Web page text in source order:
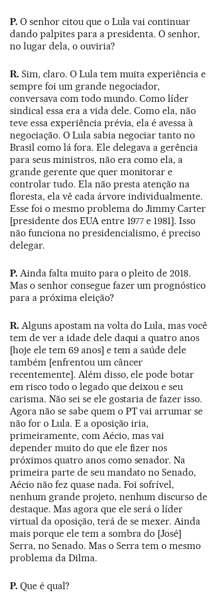
P.O senhor citou que o Lula vai continuar
dando palpites para a presidenta. O senhor,
no lugar dela, o ouviria?
R. Sim, claro. O Lula tem muita experiência e
sempre foi um grande negociador,
conversava com todo mundo. Como líder
sindical essa era a vida dele. Como ela, não
teve essa experiência prévia, ela é avessa à
negociação. O Lula sabia negociar tanto no
Brasil como lá fora. Ele delegava a gerência
para seus ministros, não era como ela, a
grande gerente que quer monitorar e
controlar tudo. Ela não presta atenção na
floresta, ela vê cada árvore individualmente.
Esse foi o mesmo problema do Jimmy Carter
[presidente dos EUA entre 1977 e 1981]. Isso
não funciona no presidencialismo, é preciso
delegar.
P. Ainda falta muito para o pleito de 2018.
Mas o senhor consegue fazer um prognóstico
para a próxima eleição?
R. Alguns apostam na volta do Lula, mas você
tem de ver a idade dele daqui a quatro anos
[hoje ele tem 69 anos] e tem a saúde dele
também [enfrentou um câncer
recentemente]. Além disso, ele pode botar
em risco todo o legado que deixou e seu
carisma. Não sei se ele gostaria de fazer isso.
Agora não se sabe quem o PT vai arrumar se
não for o Lula. E a oposição iria,
primeiramente, com Aécio, mas vai
depender muito do que ele fizer nos
próximos quatro anos como senador. Na
primeira parte de seu mandato no Senado,
Aécio não fez quase nada. Foi sofrível,
nenhum grande projeto, nenhum discurso de
destaque. Mas agora que ele será o líder
virtual da oposição, terá de se mexer. Ainda
mais porque ele tem a sombra do [José]
Serra, no Senado. Mas o Serra tem o mesmo
problema da Dilma.
P. Que é qual?